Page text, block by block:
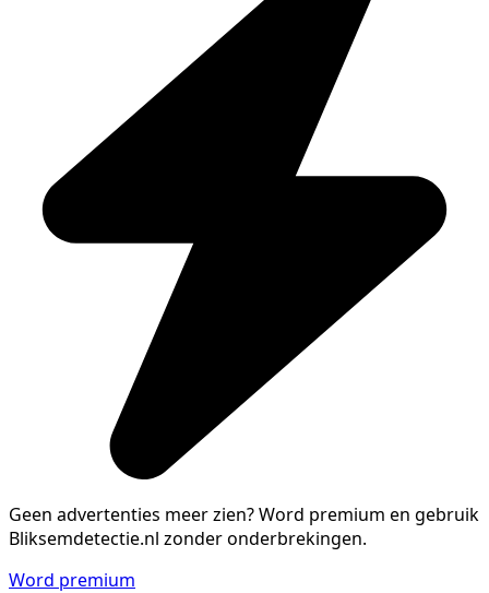
Geen advertenties meer zien?Word premium en gebruik
Bliksemdetectie.nl zonder onderbrekingen.
Word premium